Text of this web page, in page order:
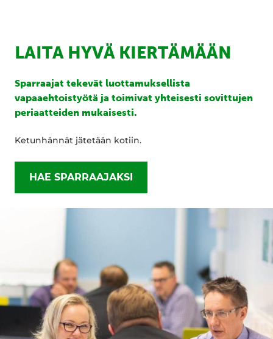
LAITA HYVÄ KIERTÄMÄÄN
Sparraajat tekevät luottamuksellista
vapaaehtoistyötä ja toimivat yhteisesti sovittujen
periaatteiden mukaisesti.
Ketunhännät jätetään kotiin.
HAE SPARRAAJAKSI